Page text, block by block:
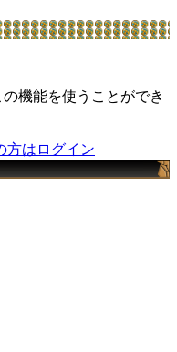
機能を使うことができ
方はログイン